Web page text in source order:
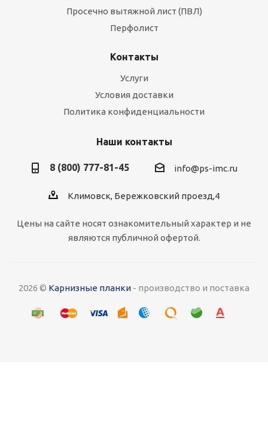
Просечно вытяжной лист (ПВЛ)
Перфолист
Контакты
Услуги
Условия доставки
Политика конфиденциальности
Наши контакты
8 (800) 777-81-45 info@ps-imc.ru
Климовск, Бережковский проезд,4
Цены на сайте носят ознакомительный характер и не
являются публичной офертой.
2026 © Карнизные планки - производство и поставка